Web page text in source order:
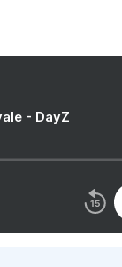
- DayZ